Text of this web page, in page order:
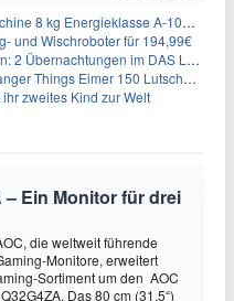
A-10% 1400 U/Min für 289,97€
und Wischroboter für 194,99€
DAS LUDWIG Sports Resort inkl. HP + Wellness ab 174€ p.P.
Eimer 150 Lutscher für 21,95€
zweites Kind zur Welt
– Ein Monitor für drei
die weltweit führende
Monitore, erweitert
Sortiment um den AOC
Das 80 cm (31,5“)